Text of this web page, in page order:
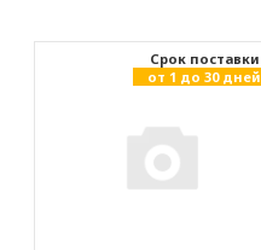
Cрок поставки
от 1 до 30 дней